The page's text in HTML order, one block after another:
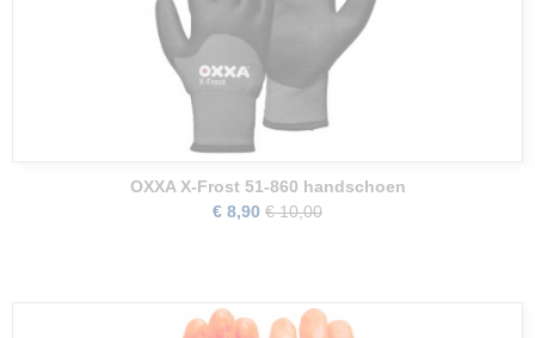
OXXA X-Frost 51-860 handschoen
€ 8,90 € 10,00